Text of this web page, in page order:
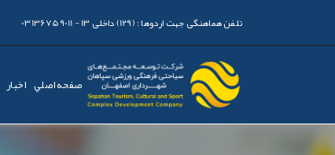
تلفن هماهنگی جهت اردوها :(129) داخلی 13 - 03136759011
صفحه اصلي اخبار